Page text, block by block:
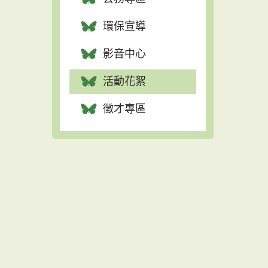
環保宣導
影音中心
活動花絮
徵才專區